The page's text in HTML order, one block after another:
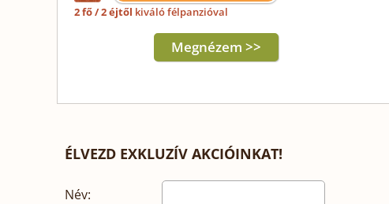
2 fő / 2 éjtől kiváló félpanzióval
Megnézem >>
ÉLVEZD EXKLUZÍV AKCIÓINKAT!
Név: